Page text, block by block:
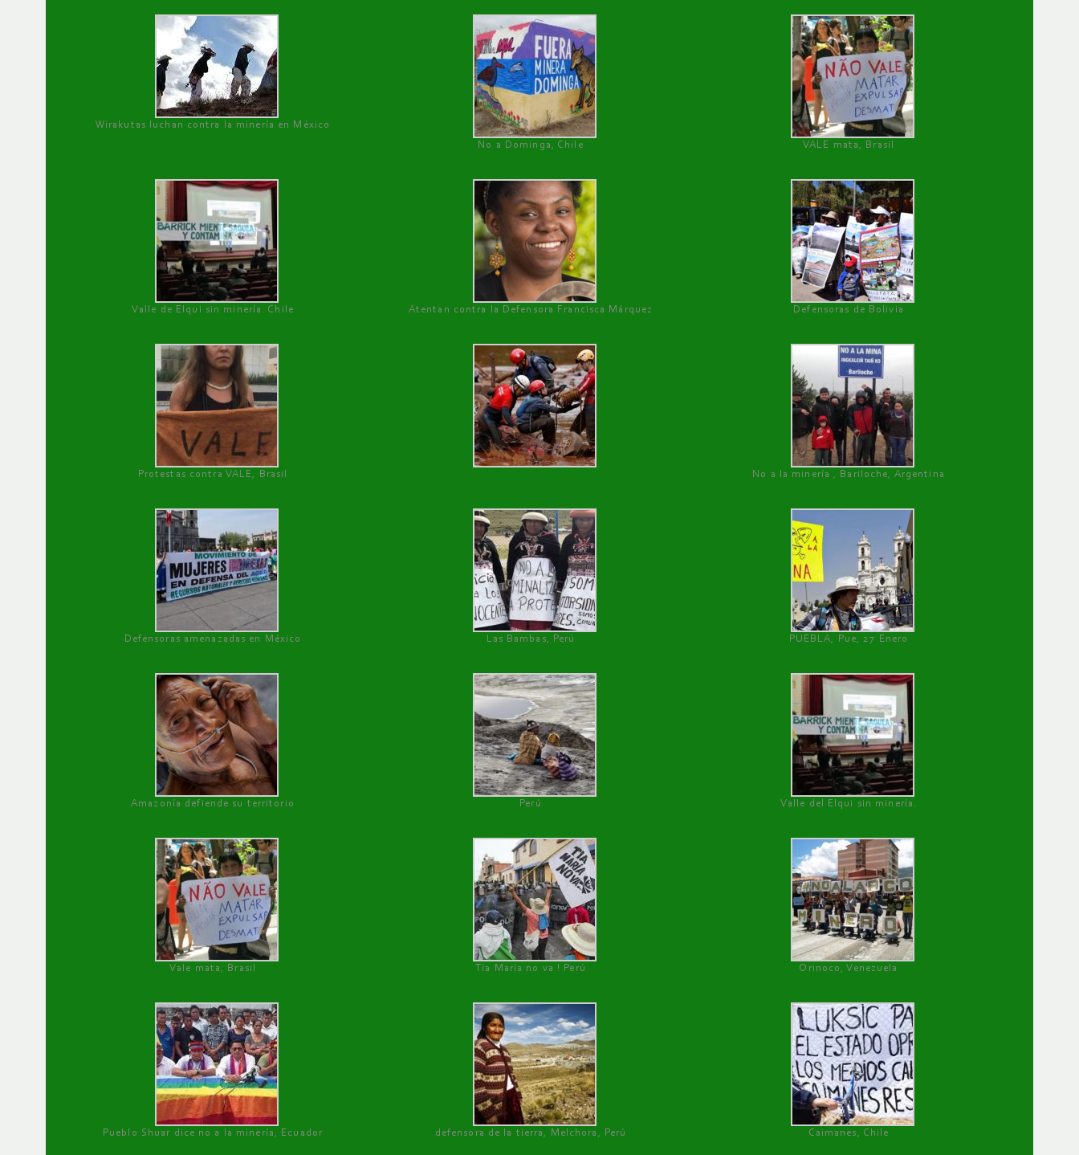
Wirakutas luchan contra la minería en México
No a Dominga, Chile
VALE mata, Brasil
Valle de Elqui sin minería. Chile Atentan contra la Defensora Francisca Márquez Defensoras de Bolivia
Protestas contra VALE, Brasil No a la minería , Bariloche, Argentina
Defensoras amenazadas en México Las Bambas, Perú PUEBLA, Pue, 27 Enero
Amazonía defiende su territorio Perú Valle del Elqui sin minería.
Vale mata, Brasil Tía María no va ! Perú Orinoco, Venezuela
Pueblo Shuar dice no a la minería, Ecuador defensora de la tierra, Melchora, Perú Caimanes, Chile